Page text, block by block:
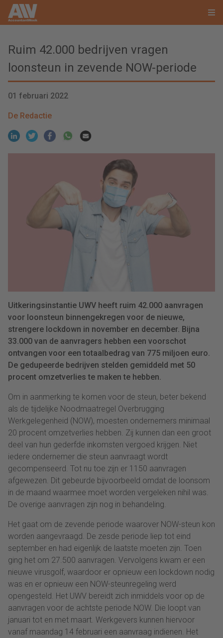
Ruim 42.000 bedrijven vragen
loonsteun in zevende NOW-periode
01 februari 2022
De Redactie
Uitkeringsinstantie UWV heeft ruim 42.000 aanvragen
voor loonsteun binnengekregen voor de nieuwe,
strengere lockdown in november en december. Bijna
33.000 van de aanvragers hebben een voorschot
ontvangen voor een totaalbedrag van 775 miljoen euro.
De gedupeerde bedrijven stelden gemiddeld met 50
procent omzetverlies te maken te hebben.
Om in aanmerking te komen voor de steun, beter bekend
als de tijdelijke Noodmaatregel Overbrugging
Werkgelegenheid (NOW), moesten ondernemers minimaal
20 procent omzetverlies hebben. Zij kunnen dan een groot
deel van hun gederfde inkomsten vergoed krijgen. Niet
iedere ondernemer die steun aanvraagt wordt
gecompenseerd. Tot nu toe zijn er 1150 aanvragen
afgewezen. Dit gebeurde bijvoorbeeld omdat de loonsom
in de maand waarmee moet worden vergeleken nihil was.
De overige aanvragen zijn nog in behandeling.
Het gaat om de zevende periode waarover NOW-steun kon
worden aangevraagd. De zesde periode liep tot eind
september en had eigenlijk de laatste moeten zijn. Toen
ging het om 27.500 aanvragen. Vervolgens kwam er een
nieuwe virusgolf, waardoor er opnieuw een lockdown nodig
was en er opnieuw een NOW-steunregeling werd
opengesteld. Het UWV bereidt zich inmiddels voor op de
aanvragen voor de achtste periode NOW. Die loopt van
januari tot en met maart. Werkgevers kunnen hiervoor
vanaf maandag 14 februari een aanvraag indienen. Het